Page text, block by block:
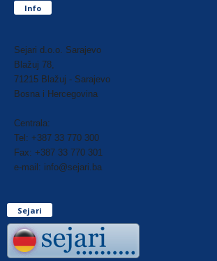
Info
Sejari d.o.o. Sarajevo
Blažuj 78,
71215 Blažuj - Sarajevo
Bosna i Hercegovina
Centrala:
Tel: +387 33 770 300
Fax: +387 33 770 301
e-mail: info@sejari.ba
Sejari